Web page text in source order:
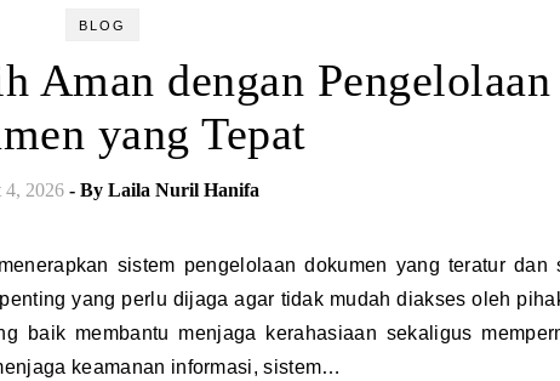
BLOG
Aman dengan Pengelolaan
yang Tepat
4, 2026 - By Laila Nuril Hanifa
yang perlu dijaga agar tidak mudah diakses oleh
baik membantu menjaga kerahasiaan sekaligus
keamanan informasi, sistem…